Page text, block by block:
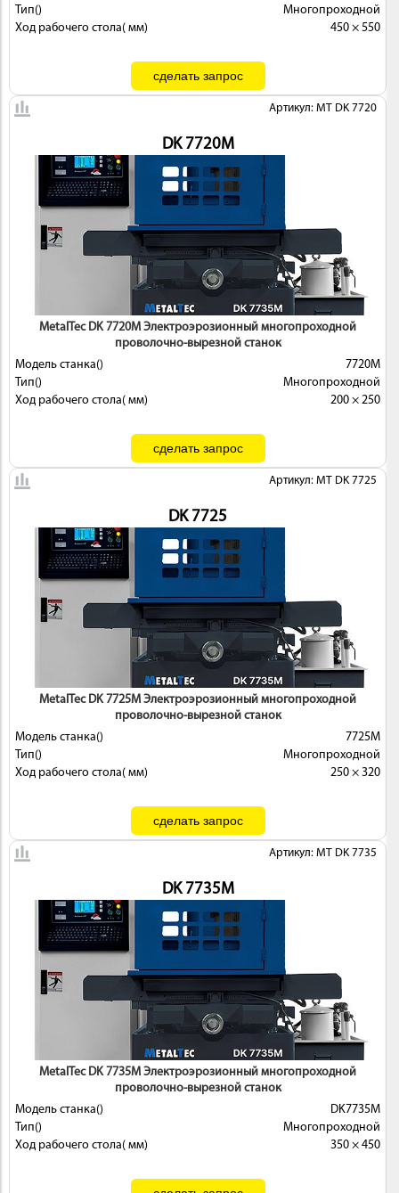
Тип()
Многопроходной
Ход рабочего стола( мм)
450 × 550
Артикул: MT DK 7720
DK 7720М
MetalTec DK 7720М Электроэрозионный многопроходной
проволочно-вырезной станок
Модель станка()
7720М
Тип()
Многопроходной
Ход рабочего стола( мм)
200 × 250
Артикул: MT DK 7725
DK 7725
MetalTec DK 7725М Электроэрозионный многопроходной
проволочно-вырезной станок
Модель станка()
7725М
Тип()
Многопроходной
Ход рабочего стола( мм)
250 × 320
Артикул: MT DK 7735
DK 7735M
MetalTec DK 7735M Электроэрозионный многопроходной
проволочно-вырезной станок
Модель станка()
DK7735M
Тип()
Многопроходной
Ход рабочего стола( мм)
350 × 450